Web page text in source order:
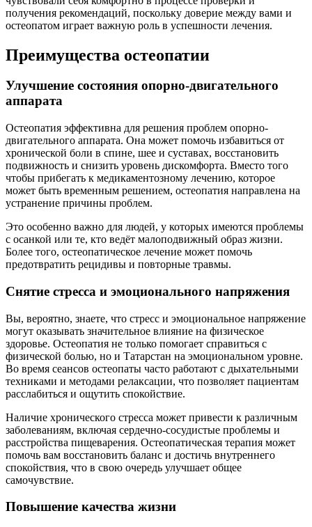
получения рекомендаций, поскольку доверие между вами и
остеопатом играет важную роль в успешности лечения.
Преимущества остеопатии
Улучшение состояния опорно-двигательного
аппарата
Остеопатия эффективна для решения проблем опорно-
двигательного аппарата. Она может помочь избавиться от
хронической боли в спине, шее и суставах, восстановить
подвижность и снизить уровень дискомфорта. Вместо того
чтобы прибегать к медикаментозному лечению, которое
может быть временным решением, остеопатия направлена на
устранение причины проблем.
Это особенно важно для людей, у которых имеются проблемы
с осанкой или те, кто ведёт малоподвижный образ жизни.
Более того, остеопатическое лечение может помочь
предотвратить рецидивы и повторные травмы.
Снятие стресса и эмоционального напряжения
Вы, вероятно, знаете, что стресс и эмоциональное напряжение
могут оказывать значительное влияние на физическое
здоровье. Остеопатия не только помогает справиться с
физической болью, но и Татарстан на эмоциональном уровне.
Во время сеансов остеопаты часто работают с дыхательными
техниками и методами релаксации, что позволяет пациентам
расслабиться и ощутить спокойствие.
Наличие хронического стресса может привести к различным
заболеваниям, включая сердечно-сосудистые проблемы и
расстройства пищеварения. Остеопатическая терапия может
помочь вам восстановить баланс и достичь внутреннего
спокойствия, что в свою очередь улучшает общее
самочувствие.
Повышение качества жизни